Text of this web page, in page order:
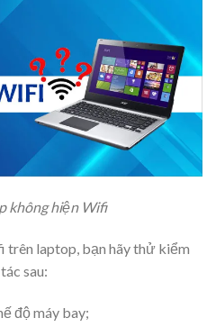
không hiện Wifi
trên laptop, bạn hãy thử kiểm
sau:
độ máy bay;